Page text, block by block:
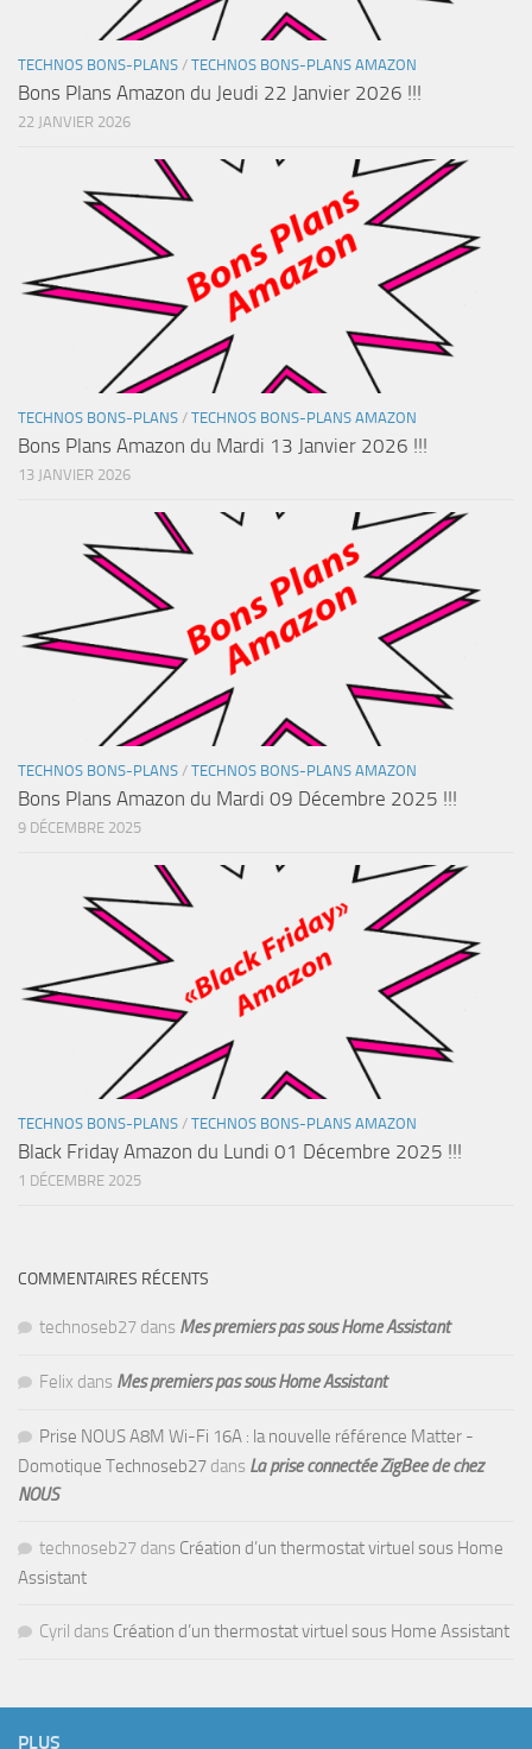
TECHNOS BONS-PLANS / TECHNOS BONS-PLANS AMAZON
Bons Plans Amazon du Jeudi 22 Janvier 2026 !!!
22 JANVIER 2026
TECHNOS BONS-PLANS / TECHNOS BONS-PLANS AMAZON
Bons Plans Amazon du Mardi 13 Janvier 2026 !!!
13 JANVIER 2026
TECHNOS BONS-PLANS / TECHNOS BONS-PLANS AMAZON
Bons Plans Amazon du Mardi 09 Décembre 2025 !!!
9 DÉCEMBRE 2025
TECHNOS BONS-PLANS / TECHNOS BONS-PLANS AMAZON
Black Friday Amazon du Lundi 01 Décembre 2025 !!!
1 DÉCEMBRE 2025
COMMENTAIRES RÉCENTS
technoseb27 dans Mes premiers pas sous Home Assistant
Felix dans Mes premiers pas sous Home Assistant
Prise NOUS A8M Wi-Fi 16A : la nouvelle référence Matter -
Domotique Technoseb27 dans La prise connectée ZigBee de chez
NOUS
technoseb27 dans Création d’un thermostat virtuel sous Home
Assistant
Cyril dans Création d’un thermostat virtuel sous Home Assistant
PLUS